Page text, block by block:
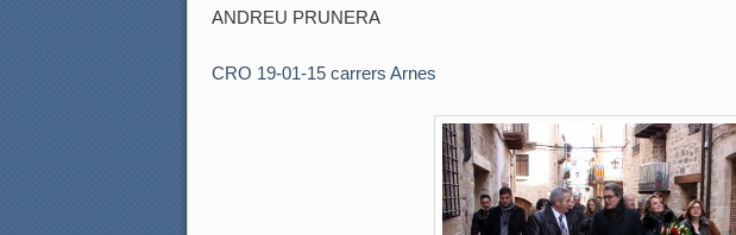
ANDREU PRUNERA
CRO 19-01-15 carrers Arnes